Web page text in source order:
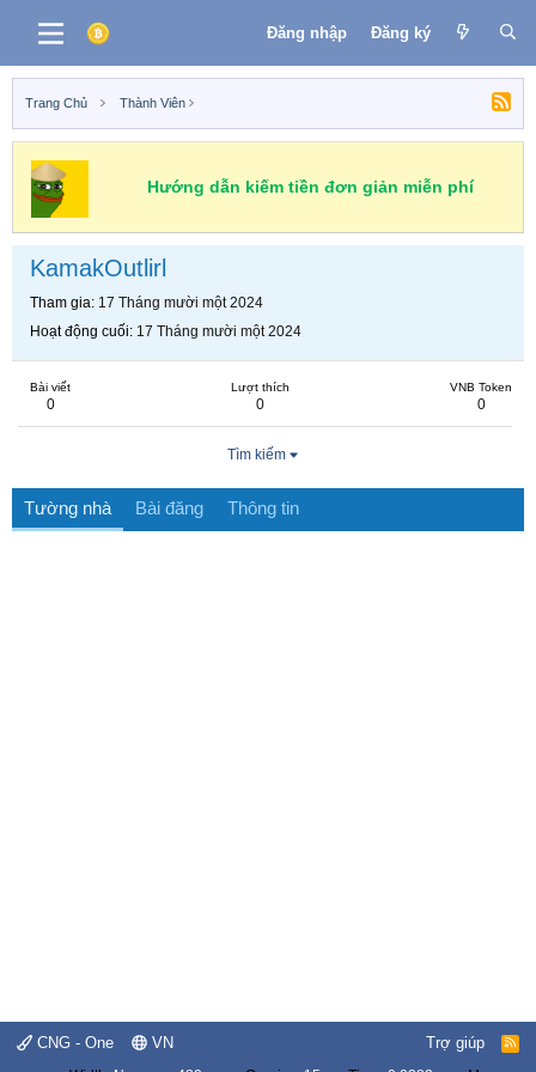
Đăng nhập Đăng ký
Trang Chủ Thành Viên
Hướng dẫn kiếm tiền đơn giản miễn phí
KamakOutlirl
Tham gia 17 Tháng mười một 2024
Hoạt động cuối 17 Tháng mười một 2024
Bài viết
0
Lượt thích
0
VNB Token
0
Tìm kiếm
Tường nhà Bài đăng Thông tin
CNG - One VN Trợ giúp
R